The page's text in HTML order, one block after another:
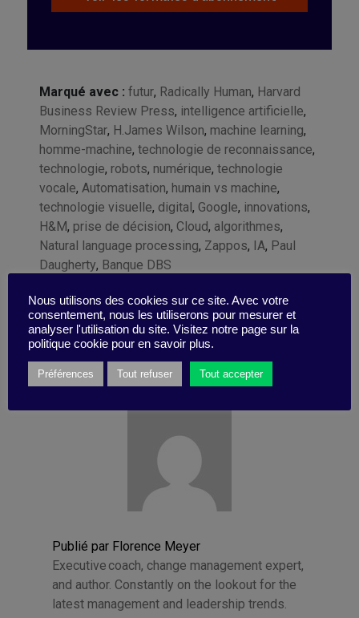
Marqué avec : futur, Radically Human, Harvard
Business Review Press, intelligence artificielle,
MorningStar, H.James Wilson, machine learning,
homme-machine, technologie de reconnaissance,
technologie, robots, numérique, technologie
vocale, Automatisation, humain vs machine,
technologie visuelle, digital, Google, innovations,
H&M, prise de décision, Cloud, algorithmes,
Natural language processing, Zappos, IA, Paul
Daugherty, Banque DBS
Publié par Florence Meyer
Executive coach, change management expert,
and author. Constantly on the lookout for the
latest management and leadership trends.
Nous utilisons des cookies sur ce site. Avec votre
consentement, nous les utiliserons pour mesurer et
analyser l'utilisation du site. Visitez notre page sur la
politique cookie pour en savoir plus.
Préférences Tout refuser Tout accepter